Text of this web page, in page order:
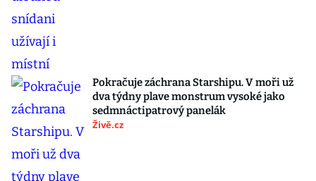
Pokračuje záchrana Starshipu. V moři už
dva týdny plave monstrum vysoké jako
sedmnáctipatrový panelák
Živě.cz